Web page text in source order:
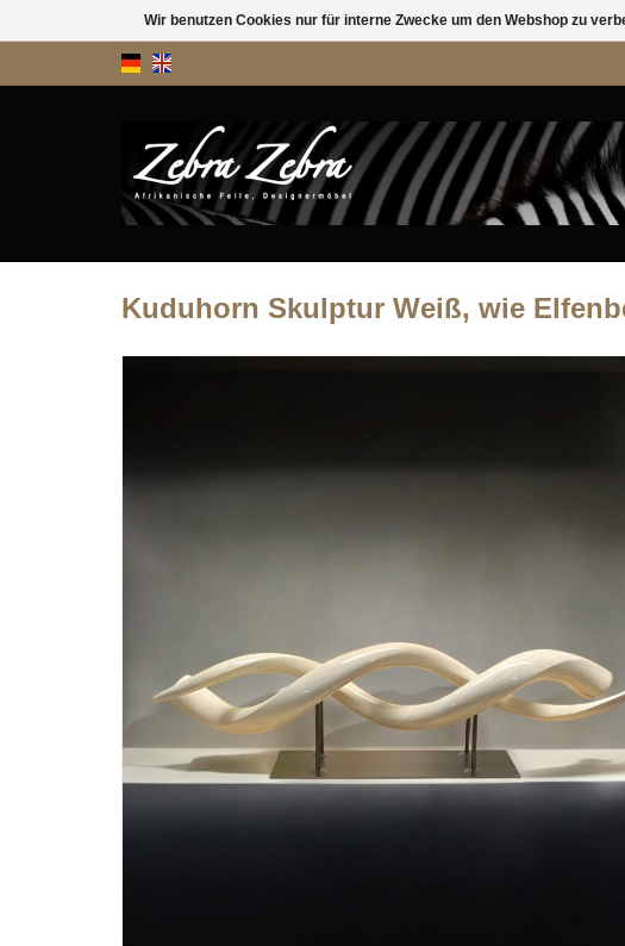
Kuduhorn Skulptur Weiß, wie
Wir benutzen Cookies nur für interne Zwecke um den Webshop zu